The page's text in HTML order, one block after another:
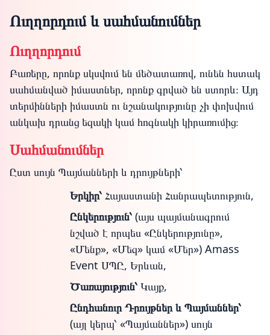
Ուղղորդում և սահմանումներ
Ուղղորդում
Բառերը, որոնք սկսվում են մեծատառով, ունեն հստակ
սահմանված իմաստներ, որոնք գրված են ստորև։ Այդ
տերմինների իմաստն ու նշանակությունը չի փոխվում
անկախ դրանց եզակի կամ հոգնակի կիրառումից։
Սահմանումներ
Ըստ սույն Պայմանների և դրույթների՝
Երկիր՝ Հայաստանի Հանրապետություն,
Ընկերություն՝ (այս պայմանագրում
նշված է որպես «Ընկերությունը»,
«Մենք», «Մեզ» կամ «Մեր») Amass
Event ՍՊԸ, Երևան,
Ծառայություն՝ Կայք,
Ընդհանուր Դրույթներ և Պայմաններ՝
(այլ կերպ՝ «Պայմաններ») սույն